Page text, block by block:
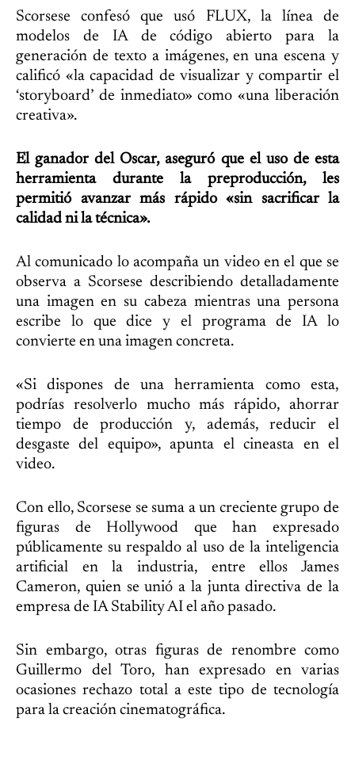
Scorsese confesó que usó FLUX, la línea de
modelos de IA de código abierto para la
generación de texto a imágenes, en una escena y
calificó «la capacidad de visualizar y compartir el
‘storyboard’ de inmediato» como «una liberación
creativa».
El ganador del Oscar, aseguró que el uso de esta
herramienta durante la preproducción, les
permitió avanzar más rápido «sin sacrificar la
calidad ni la técnica».
Al comunicado lo acompaña un video en el que se
observa a Scorsese describiendo detalladamente
una imagen en su cabeza mientras una persona
escribe lo que dice y el programa de IA lo
convierte en una imagen concreta.
«Si dispones de una herramienta como esta,
podrías resolverlo mucho más rápido, ahorrar
tiempo de producción y, además, reducir el
desgaste del equipo», apunta el cineasta en el
video.
Con ello, Scorsese se suma a un creciente grupo de
figuras de Hollywood que han expresado
públicamente su respaldo al uso de la inteligencia
artificial en la industria, entre ellos James
Cameron, quien se unió a la junta directiva de la
empresa de IA Stability AI el año pasado.
Sin embargo, otras figuras de renombre como
Guillermo del Toro, han expresado en varias
ocasiones rechazo total a este tipo de tecnología
para la creación cinematográfica.